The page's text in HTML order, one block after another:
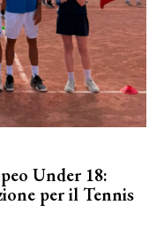
Under 18:
per il Tennis